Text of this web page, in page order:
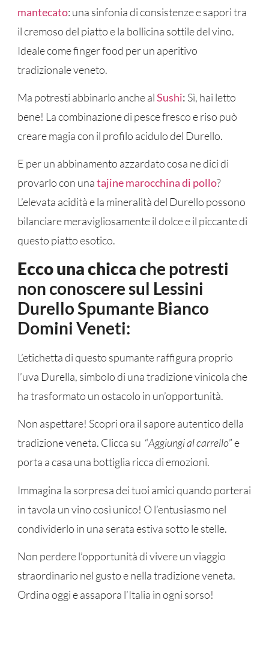
mantecato: una sinfonia di consistenze e sapori tra
il cremoso del piatto e la bollicina sottile del vino.
Ideale come finger food per un aperitivo
tradizionale veneto.
Ma potresti abbinarlo anche alSushi: Sì, hai letto
bene! La combinazione di pesce fresco e riso può
creare magia con il profilo acidulo del Durello.
E per un abbinamento azzardato cosa ne dici di
provarlo con unatajine marocchina di pollo?
L’elevata acidità e la mineralità del Durello possono
bilanciare meravigliosamente il dolce e il piccante di
questo piatto esotico.
Ecco una chiccache potresti
non conoscere sul Lessini
Durello Spumante Bianco
Domini Veneti:
L’etichetta di questo spumante raffigura proprio
l’uva Durella, simbolo di una tradizione vinicola che
ha trasformato un ostacolo in un’opportunità.
Non aspettare! Scopri ora il sapore autentico della
tradizione veneta. Clicca su “Aggiungi al carrello” e
porta a casa una bottiglia ricca di emozioni.
Immagina la sorpresa dei tuoi amici quando porterai
in tavola un vino così unico! O l’entusiasmo nel
condividerlo in una serata estiva sotto le stelle.
Non perdere l’opportunità di vivere un viaggio
straordinario nel gusto e nella tradizione veneta.
Ordina oggi e assapora l’Italia in ogni sorso!